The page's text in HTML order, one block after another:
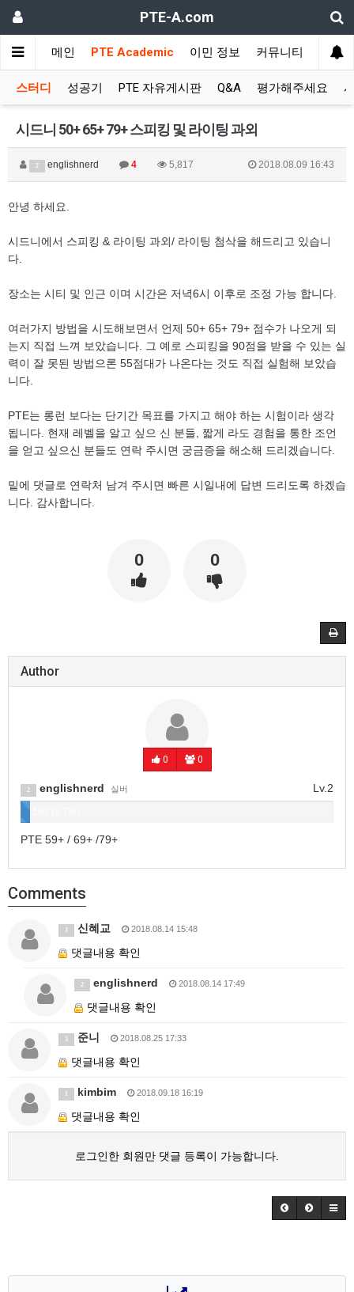
PTE-A.com
메인 PTE Academic 이민 정보 커뮤니티
스터디 성공기 PTE 자유게시판 Q&A 평가해주세요
시드니 50+ 65+ 79+ 스피킹 및 라이팅 과외
2 englishnerd 4 5,817 2018.08.09 16:43
안녕 하세요.
시드니에서 스피킹 & 라이팅 과외/ 라이팅 첨삭을 해드리고 있습니
다.
장소는 시티 및 인근 이며 시간은 저녁6시 이후로 조정 가능 합니다.
여러가지 방법을 시도해보면서 언제 50+ 65+ 79+ 점수가 나오게 되
는지 직접 느껴 보았습니다. 그 예로 스피킹을 90점을 받을 수 있는 실
력이 잘 못된 방법으론 55점대가 나온다는 것도 직접 실험해 보았습
니다.
PTE는 롱런 보다는 단기간 목표를 가지고 해야 하는 시험이라 생각
됩니다. 현재 레벨을 알고 싶으 신 분들, 짧게 라도 경험을 통한 조언
을 얻고 싶으신 분들도 연락 주시면 궁금증을 해소해 드리겠습니다.
밑에 댓글로 연락처 남겨 주시면 빠른 시일내에 답변 드리도록 하겠습
니다. 감사합니다.
0 0
Author
0 0
Lv.2
2 englishnerd 실버
PTE 59+ / 69+ /79+
Comments
3 신혜교 2018.08.14 15:48
댓글내용 확인
2 englishnerd 2018.08.14 17:49
댓글내용 확인
3 준니 2018.08.25 17:33
댓글내용 확인
kimbim 2018.09.18 16:19
댓글내용 확인
로그인한 회원만 댓글 등록이 가능합니다.